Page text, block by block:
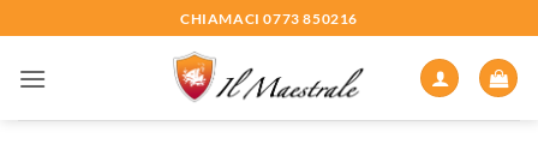
ai
contenuti
CHIAMACI 0773 850216